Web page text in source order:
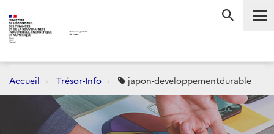
Accueil Trésor-Info japon-developpementdurable